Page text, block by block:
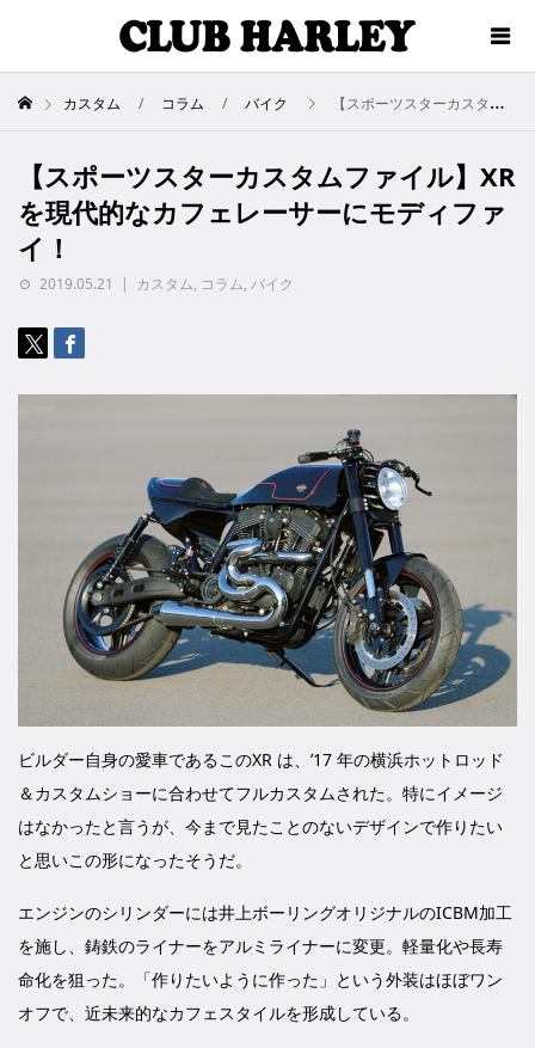
カスタム コラム バイク 【スポーツスターカスタムファイル】XRを現代的なカフェレーサーにモディファイ！
【スポーツスターカスタムファイル】XR
を現代的なカフェレーサーにモディファ
イ！
2019.05.21 カスタム, コラム, バイク
ビルダー自身の愛車であるこのXR は、’17 年の横浜ホットロッド
＆カスタムショーに合わせてフルカスタムされた。特にイメージ
はなかったと言うが、今まで見たことのないデザインで作りたい
と思いこの形になったそうだ。
エンジンのシリンダーには井上ボーリングオリジナルのICBM加工
を施し、鋳鉄のライナーをアルミライナーに変更。軽量化や長寿
命化を狙った。「作りたいように作った」という外装はほぼワン
オフで、近未来的なカフェスタイルを形成している。